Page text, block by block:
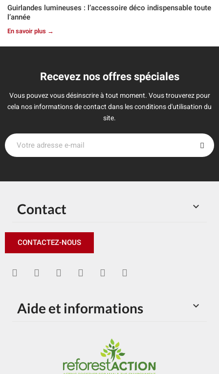
Guirlandes lumineuses : l’accessoire déco indispensable toute
l’année
En savoir plus →
Recevez nos offres spéciales
Vous pouvez vous désinscrire à tout moment. Vous trouverez pour
cela nos informations de contact dans les conditions d'utilisation du
site.

Contact
CONTACTEZ-NOUS

Aide et informations